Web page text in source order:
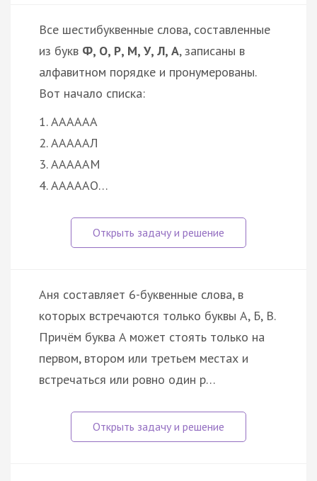
Все шестибуквенные слова, составленные
из букв Ф, О, Р, М, У, Л, А, записаны в
алфавитном порядке и пронумерованы.
Вот начало списка:
1. АААААА
2. АААААЛ
3. АААААМ
4. АААААО…
Аня составляет 6-буквенные слова, в
которых встречаются только буквы А, Б, В.
Причём буква A может стоять только на
первом, втором или третьем местах и
встречаться или ровно один р…